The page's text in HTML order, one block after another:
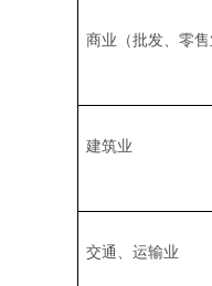
商业（批发、零售
建筑业
交通、运输业